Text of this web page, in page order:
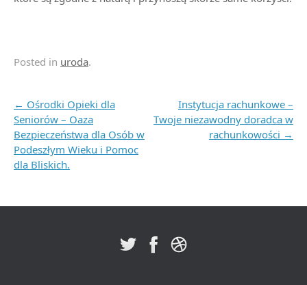
Posted in uroda.
Post navigation
← Ośrodki Opieki dla
Seniorów – Oaza
Bezpieczeństwa dla Osób w
Podeszłym Wieku i Pomoc
dla Bliskich.
Instytucja rachunkowe –
Twoje niezawodny doradca w
rachunkowości →